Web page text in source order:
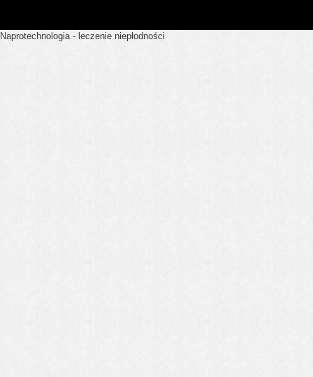
Naprotechnologia - leczenie niepłodności